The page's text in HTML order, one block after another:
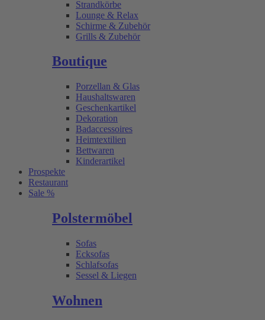
Strandkörbe
Lounge & Relax
Schirme & Zubehör
Grills & Zubehör
Boutique
Porzellan & Glas
Haushaltswaren
Geschenkartikel
Dekoration
Badaccessoires
Heimtextilien
Bettwaren
Kinderartikel
Prospekte
Restaurant
Sale %
Polstermöbel
Sofas
Ecksofas
Schlafsofas
Sessel & Liegen
Wohnen